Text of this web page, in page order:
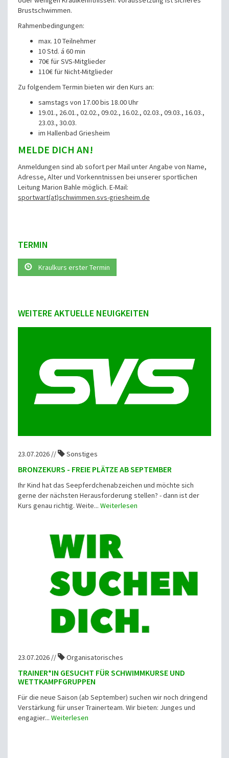
Brustschwimmen.
Rahmenbedingungen:
max. 10 Teilnehmer
10 Std. á 60 min
70€ für SVS-Mitglieder
110€ für Nicht-Mitglieder
Zu folgendem Termin bieten wir den Kurs an:
samstags von 17.00 bis 18.00 Uhr
19.01., 26.01., 02.02., 09.02., 16.02., 02.03., 09.03., 16.03.,
23.03., 30.03.
im Hallenbad Griesheim
MELDE DICH AN!
Anmeldungen sind ab sofort per Mail unter Angabe von Name,
Adresse, Alter und Vorkenntnissen bei unserer sportlichen
Leitung Marion Bahle möglich. E-Mail:
sportwart(at)schwimmen.svs-griesheim.de
TERMIN
Kraulkurs erster Termin
WEITERE AKTUELLE NEUIGKEITEN
23.07.2026 // Sonstiges
BRONZEKURS - FREIE PLÄTZE AB SEPTEMBER
Ihr Kind hat das Seepferdchenabzeichen und möchte sich
gerne der nächsten Herausforderung stellen? - dann ist der
Kurs genau richtig. Weite... Weiterlesen
23.07.2026 // Organisatorisches
TRAINER*IN GESUCHT FÜR SCHWIMMKURSE UND
WETTKAMPFGRUPPEN
Für die neue Saison (ab September) suchen wir noch dringend
Verstärkung für unser Trainerteam. Wir bieten: Junges und
engagier... Weiterlesen